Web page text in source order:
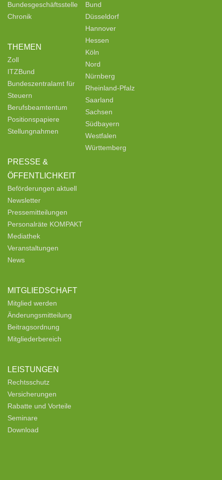
Bundesgeschäftsstelle
Chronik
THEMEN
Zoll
ITZBund
Bundeszentralamt für
Steuern
Berufsbeamtentum
Positionspapiere
Stellungnahmen
PRESSE &
ÖFFENTLICHKEIT
Beförderungen aktuell
Newsletter
Pressemitteilungen
Personalräte KOMPAKT
Mediathek
Veranstaltungen
News
MITGLIEDSCHAFT
Mitglied werden
Änderungsmitteilung
Beitragsordnung
Mitgliederbereich
LEISTUNGEN
Rechtsschutz
Versicherungen
Rabatte und Vorteile
Seminare
Download
Bund
Düsseldorf
Hannover
Hessen
Köln
Nord
Nürnberg
Rheinland-Pfalz
Saarland
Sachsen
Südbayern
Westfalen
Württemberg